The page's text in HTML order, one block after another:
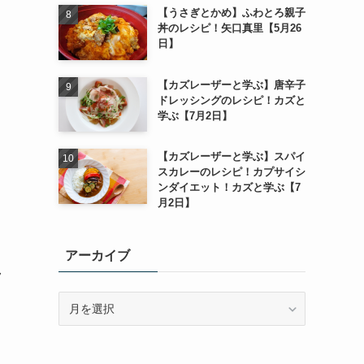
【うさぎとかめ】ふわとろ親子
丼のレシピ！矢口真里【5月26
日】
【カズレーザーと学ぶ】唐辛子
ドレッシングのレシピ！カズと
学ぶ【7月2日】
【カズレーザーと学ぶ】スパイ
スカレーのレシピ！カプサイシ
ンダイエット！カズと学ぶ【7
月2日】
アーカイブ